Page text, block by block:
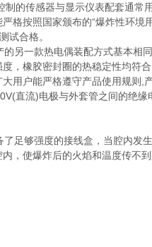
传感器与显示仪表配套通常
格按照国家颁布的“爆炸性环境
试合格。
另一款热电偶装配方式基本相
，橡胶密封圈的热稳定性均符
用户能严格遵守产品使用规则,
直流)电极与外套管之间的绝缘
足够强度的接线盒，当腔内发
，使爆炸后的火焰和温度传不到